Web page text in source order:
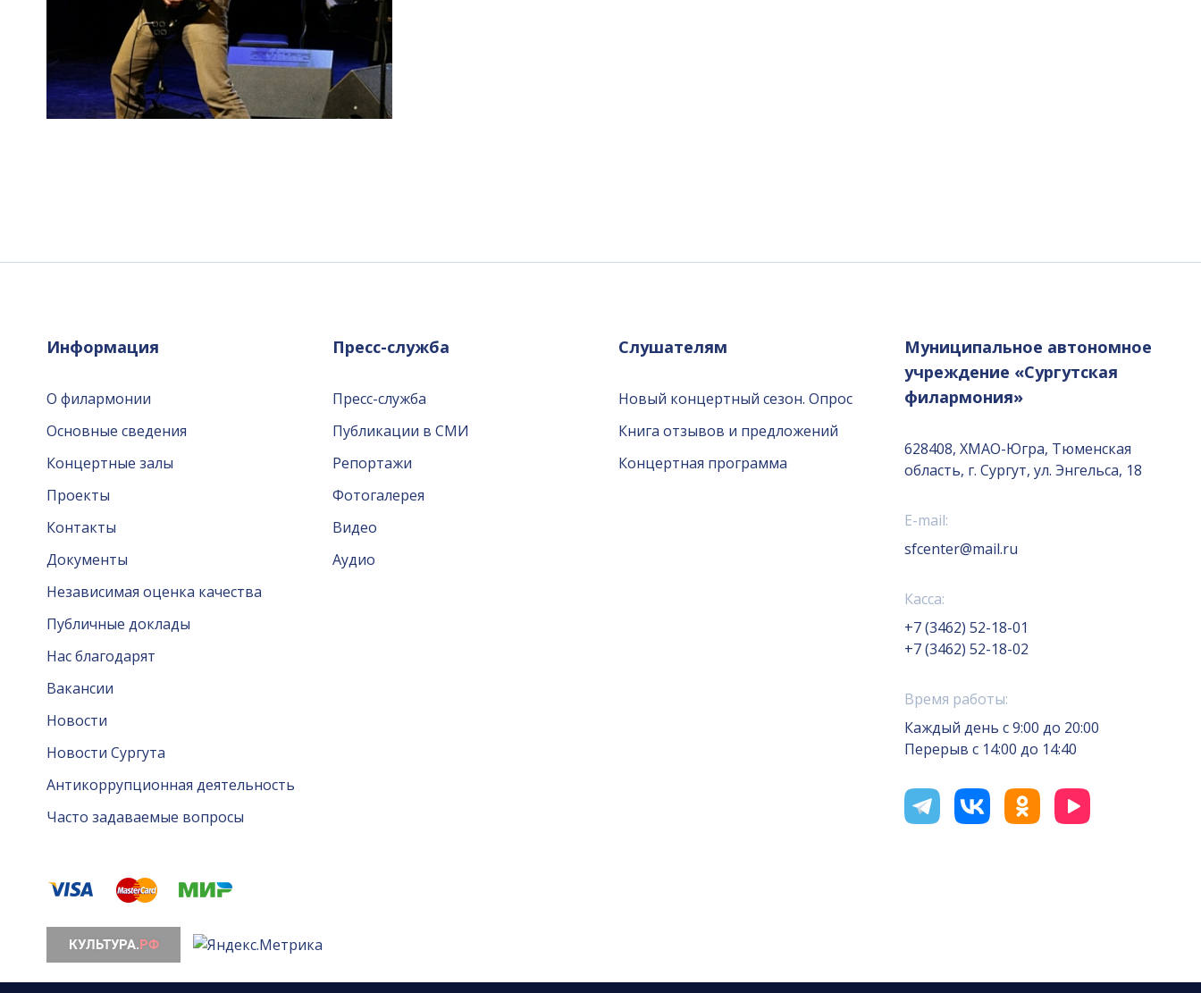
Информация
О филармонии
Основные сведения
Концертные залы
Проекты
Контакты
Документы
Независимая оценка качества
Публичные доклады
Нас благодарят
Вакансии
Новости
Новости Сургута
Антикоррупционная деятельность
Часто задаваемые вопросы
Пресс-служба
Пресс-служба
Публикации в СМИ
Репортажи
Фотогалерея
Видео
Аудио
Слушателям
Новый концертный сезон. Опрос
Книга отзывов и предложений
Концертная программа
Муниципальное автономное
учреждение «Сургутская
филармония»
628408, ХМАО-Югра, Тюменская
область, г. Сургут, ул. Энгельса, 18
E-mail:
sfcenter@mail.ru
Касса:
+7 (3462) 52-18-01
+7 (3462) 52-18-02
Время работы:
Каждый день с 9:00 до 20:00
Перерыв с 14:00 до 14:40